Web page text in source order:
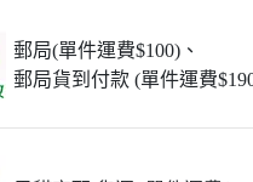
郵局(單件運費$100)、
郵局貨到付款 (單件運費